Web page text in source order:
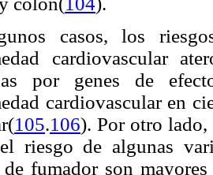
casos, los
cardiovascular
por genes de
cardiovascular en
105.106). Por otro lado,
riesgo de algunas
de fumador son